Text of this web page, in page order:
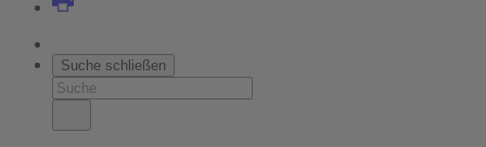
Suche schließen